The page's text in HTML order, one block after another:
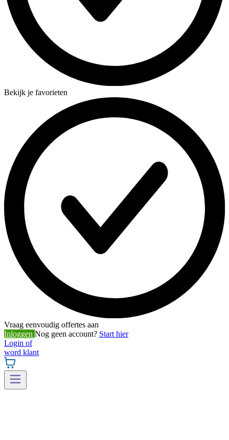
Bekijk je favorieten
Vraag eenvoudig offertes aan
Inloggen Nog geen account? Start hier
Login of
word klant